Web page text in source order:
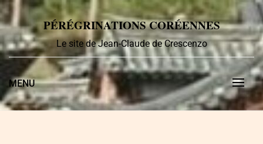
Skip
to
content
PÉRÉGRINATIONS CORÉENNES
Le site de Jean-Claude de Crescenzo
MENU